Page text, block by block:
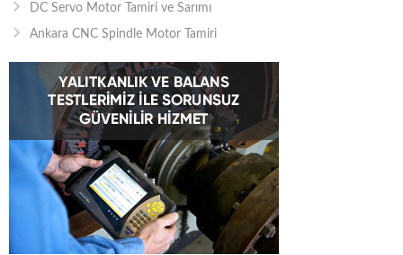
DC Servo Motor Tamiri ve Sarımı
Ankara CNC Spindle Motor Tamiri